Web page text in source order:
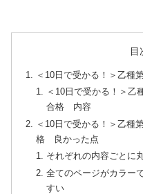
目
＜10日で受かる！＞乙種
＜10日で受かる！＞乙
合格 内容
＜10日で受かる！＞乙種
格 良かった点
それぞれの内容ごとに
全てのページがカラー
すい